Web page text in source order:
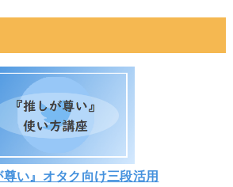
尊い』オタク向け三段活用